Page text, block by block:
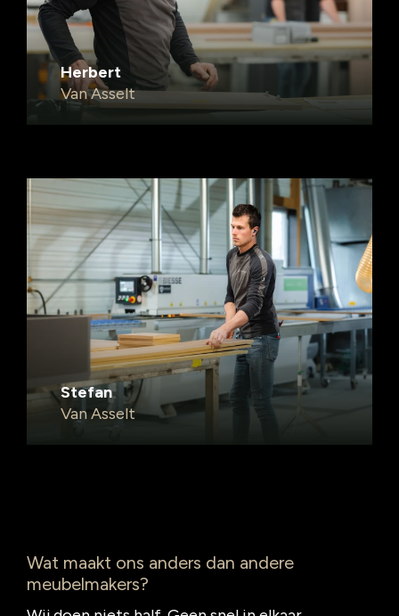
Herbert
Van Asselt
Stefan
Van Asselt
Wat maakt ons anders dan andere
meubelmakers?